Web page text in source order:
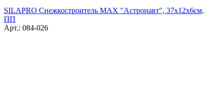
SILAPRO Снежкостроитель MAX "Астронавт", 37х12х6см,
ПП
Арт.: 084-026